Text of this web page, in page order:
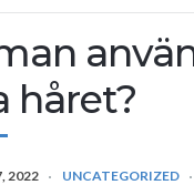
håret?
2022 UNCATEGORIZED